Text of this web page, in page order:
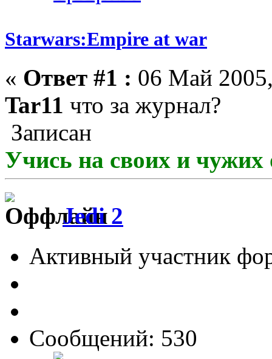
Starwars:Empire at war
« Ответ #1 : 06 Май
Tar11 что за журнал?
Записан
Учись на своих и
Jedi 2
Активный участник
Сообщений: 530